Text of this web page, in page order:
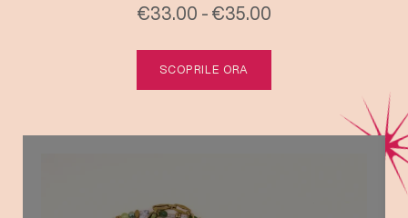
€33.00 - €35.00
SCOPRILE ORA